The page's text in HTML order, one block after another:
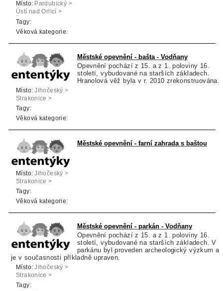
Místo: Pardubický >
Ústí nad Orlicí >
Žamberk
Tagy:
Věková kategorie:
Městské opevnění - bašta - Vodňany
Opevnění pochází z 15. a z 1. poloviny 16.
století, vybudované na starších základech.
Hranolová věž byla v r. 2010 zrekonstruována.
Místo: Jihočeský >
Strakonice >
Vodňany
Tagy:
Věková kategorie:
Městské opevnění - farní zahrada s baštou
Místo: Jihočeský >
Strakonice >
Vodňany
Tagy:
Věková kategorie:
Městské opevnění - parkán - Vodňany
Opevnění pochází z 15. a z 1. poloviny 16.
století, vybudované na starších základech. V
parkánu byl proveden archeologický výzkum a
je v současnosti příkladně upraven.
Místo: Jihočeský >
Strakonice >
Vodňany
Tagy: